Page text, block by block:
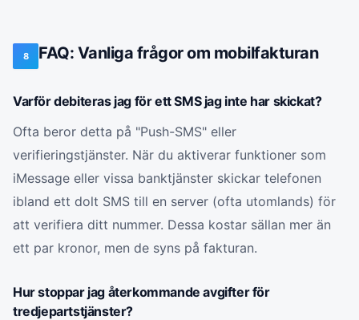
8 FAQ: Vanliga frågor om mobilfakturan
Varför debiteras jag för ett SMS jag inte har skickat?
Ofta beror detta på "Push-SMS" eller
verifieringstjänster. När du aktiverar funktioner som
iMessage eller vissa banktjänster skickar telefonen
ibland ett dolt SMS till en server (ofta utomlands) för
att verifiera ditt nummer. Dessa kostar sällan mer än
ett par kronor, men de syns på fakturan.
Hur stoppar jag återkommande avgifter för
tredjepartstjänster?